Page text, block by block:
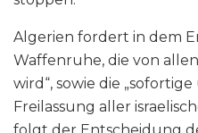
Algerien fordert in dem
Waffenruhe, die von
wird“, sowie die
Freilassung aller